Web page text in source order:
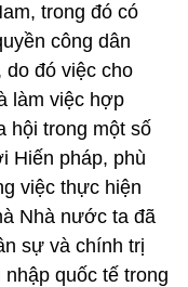
trong đó có
công dân
đó việc cho
làm việc hợp
hội trong một số
Hiến pháp, phù
việc thực hiện
Nhà nước ta đã
sự và chính trị
quốc tế trong